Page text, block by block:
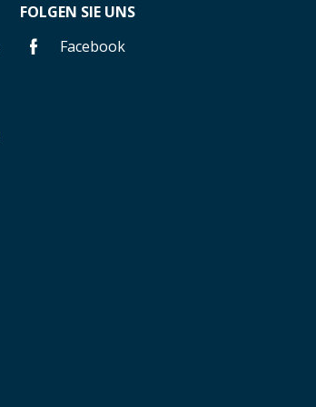
FOLGEN SIE UNS
Facebook